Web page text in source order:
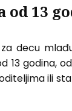
od 13
decu
13 godina,
ili